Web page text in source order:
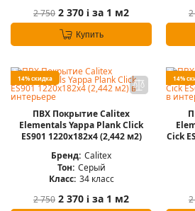
2 750 2 370 i за 1 м2
Купить
14% скидка
ПВХ Покрытие Calitex
Elementals Yappa Plank Click
ES901 1220x182x4 (2,442 м2)
Бренд: Calitex
Тон: Серый
Класс: 34 класс
2 750 2 370 i за 1 м2
14%
Cick